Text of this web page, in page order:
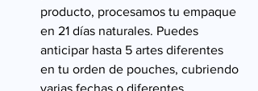
producto, procesamos tu empaque
en 21 días naturales. Puedes
anticipar hasta 5 artes diferentes
en tu orden de pouches, cubriendo
varias fechas o diferentes